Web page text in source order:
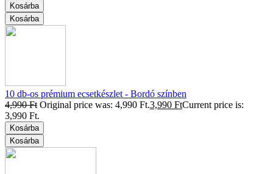
Kosárba
Kosárba
10 db-os prémium ecsetkészlet - Bordó színben
4,990Ft Original price was: 4,990 Ft.3,990 FtCurrent price is:
3,990 Ft.
Kosárba
Kosárba